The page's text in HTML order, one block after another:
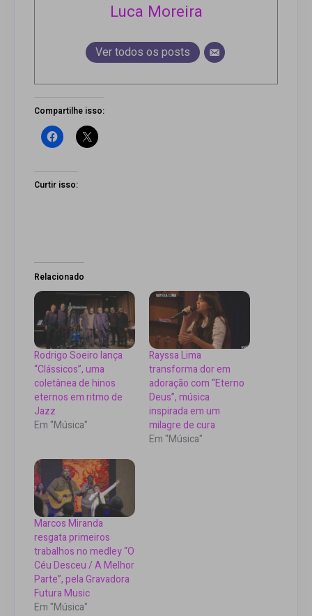
Luca Moreira
Ver todos os posts
Compartilhe isso:
Curtir isso:
Relacionado
Rodrigo Soeiro lança
“Clássicos”, uma
coletânea de hinos
eternos em ritmo de
Jazz
Em "Música"
Rayssa Lima
transforma dor em
adoração com “Eterno
Deus”, música
inspirada em um
milagre de cura
Em "Música"
Marcos Miranda
resgata primeiros
trabalhos no medley “O
Céu Desceu / A Melhor
Parte”, pela Gravadora
Futura Music
Em "Música"